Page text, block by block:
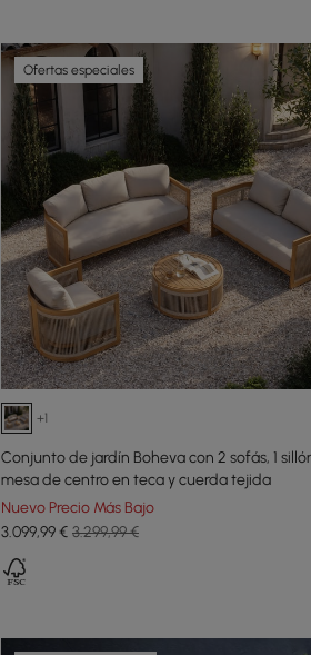
Ofertas especiales
+1
Conjunto de jardín Boheva con 2 sofás, 1
mesa de centro en teca y cuerda tejida
Nuevo Precio Más Bajo
3.099,99€ 3.299,99 €